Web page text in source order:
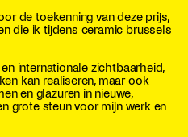
de toekenning van deze prijs,
die ik tijdens ceramic brussels
internationale zichtbaarheid,
kan realiseren, maar ook
en glazuren in nieuwe,
grote steun voor mijn werk en